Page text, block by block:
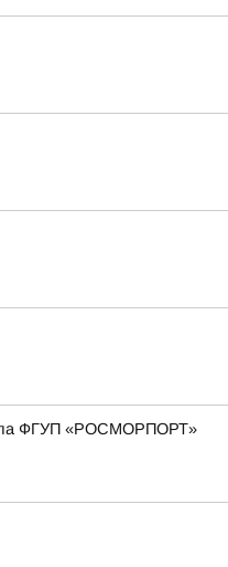
ФГУП «РОСМОРПОРТ»